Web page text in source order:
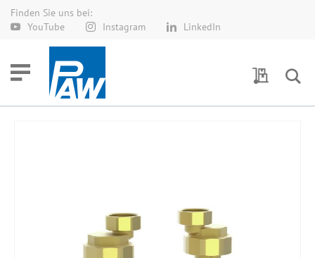
Finden Sie uns bei:
YouTube
Instagram LinkedIn
Direkt
Meine